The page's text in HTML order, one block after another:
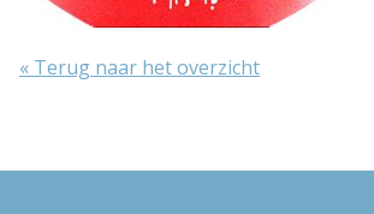
« Terug naar het overzicht